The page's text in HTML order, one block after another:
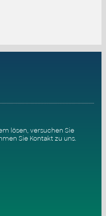
lösen, versuchen Sie
Sie Kontakt zu uns.